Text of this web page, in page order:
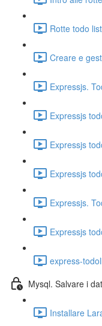
Rotte todo
Creare e
Expressjs.
Expressjs
Expressjs
Expressjs
Expressjs.
Expressjs
express-
Mysql. Salvare i
Installare